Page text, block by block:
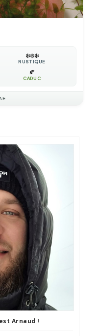
❄️❄️❄️
RUSTIQUE
🍂
CADUC
Arnaud !